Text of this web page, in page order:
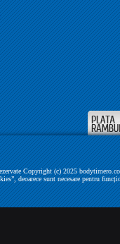
Copyright (c) 2025
deoarece sunt necesare pentru